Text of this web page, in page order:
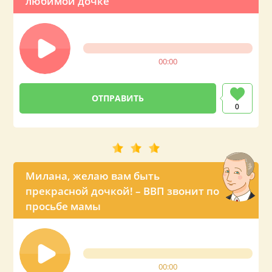
00:00
0
Милана, желаю вам быть
прекрасной дочкой! – ВВП звонит по
просьбе мамы
00:00